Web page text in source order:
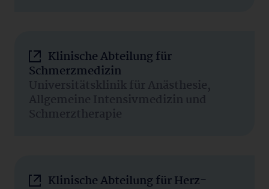
Klinische Abteilung für
Schmerzmedizin
Universitätsklinik für Anästhesie,
Allgemeine Intensivmedizin und
Schmerztherapie
Klinische Abteilung für Herz-